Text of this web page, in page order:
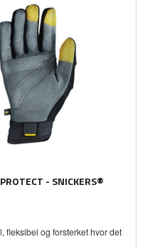
- SNICKERS®
fleksibel og forsterket hvor det